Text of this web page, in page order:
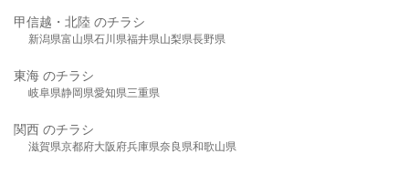
甲信越・北陸 のチラシ
新潟県富山県石川県福井県山梨県長野県
東海 のチラシ
岐阜県静岡県愛知県三重県
関西 のチラシ
滋賀県京都府大阪府兵庫県奈良県和歌山県